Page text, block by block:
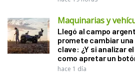
Maquinarias y
Llegó al campo
promete cambiar
clave: ¿Y si analizar
como apretar un
hace 1 día